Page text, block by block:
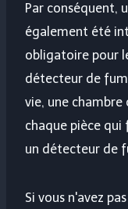
Par conséquent,
également été
obligatoire pour
détecteur de
vie, une chambre
chaque pièce
un détecteur de
Si vous n'avez